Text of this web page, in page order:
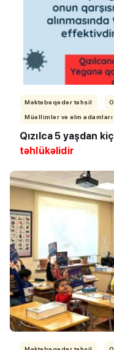
Məktəbəqədər təhsil
Müəllimlər və elm adamları
Qızılca 5 yaşdan
təhlükəlidir